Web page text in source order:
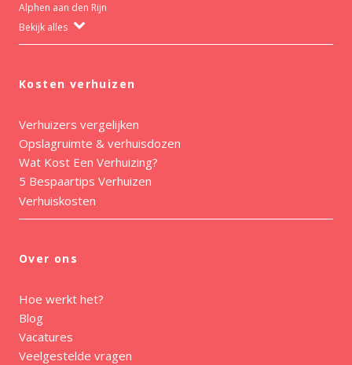
Alphen aan den Rijn
Bekijk alles
Kosten verhuizen
Verhuizers vergelijken
Opslagruimte & verhuisdozen
Wat Kost Een Verhuizing?
5 Bespaartips Verhuizen
Verhuiskosten
Over ons
Hoe werkt het?
Blog
Vacatures
Veelgestelde vragen